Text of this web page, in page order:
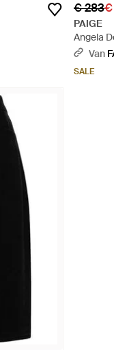
€ 283€
PAIGE
Angela
Van
SALE